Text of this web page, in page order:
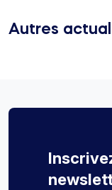
Autres